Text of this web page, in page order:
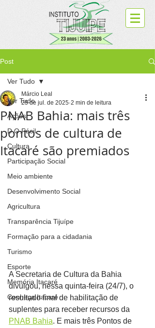
Post
Ver Tudo
Ações
D.O.Fácil
Cultura
Participação Social
Meio ambiente
Desenvolvimento Social
Agricultura
Transparência Tijuípe
Formação para a cidadania
Turismo
Esporte
Memória Itacaré
Conheça Itacaré
Ver Tudo
PNAB Bahia: mais três
pontos de cultura de
Itacaré são premiados
Márcio Leal
25 de jul. de 2025 2 min de leitura
A Secretaria de Cultura da Bahia
divulgou, nessa quinta-feira (24/7), o
resultado final de habilitação de
suplentes para receber recursos da
PNAB Bahia. E mais três Pontos de